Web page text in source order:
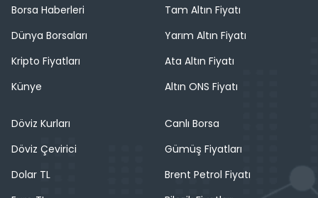
Borsa Haberleri
Dünya Borsaları
Kripto Fiyatları
Künye
Tam Altın Fiyatı
Yarım Altın Fiyatı
Ata Altın Fiyatı
Altın ONS Fiyatı
Döviz Kurları
Döviz Çevirici
Dolar TL
Canlı Borsa
Gümüş Fiyatları
Brent Petrol Fiyatı